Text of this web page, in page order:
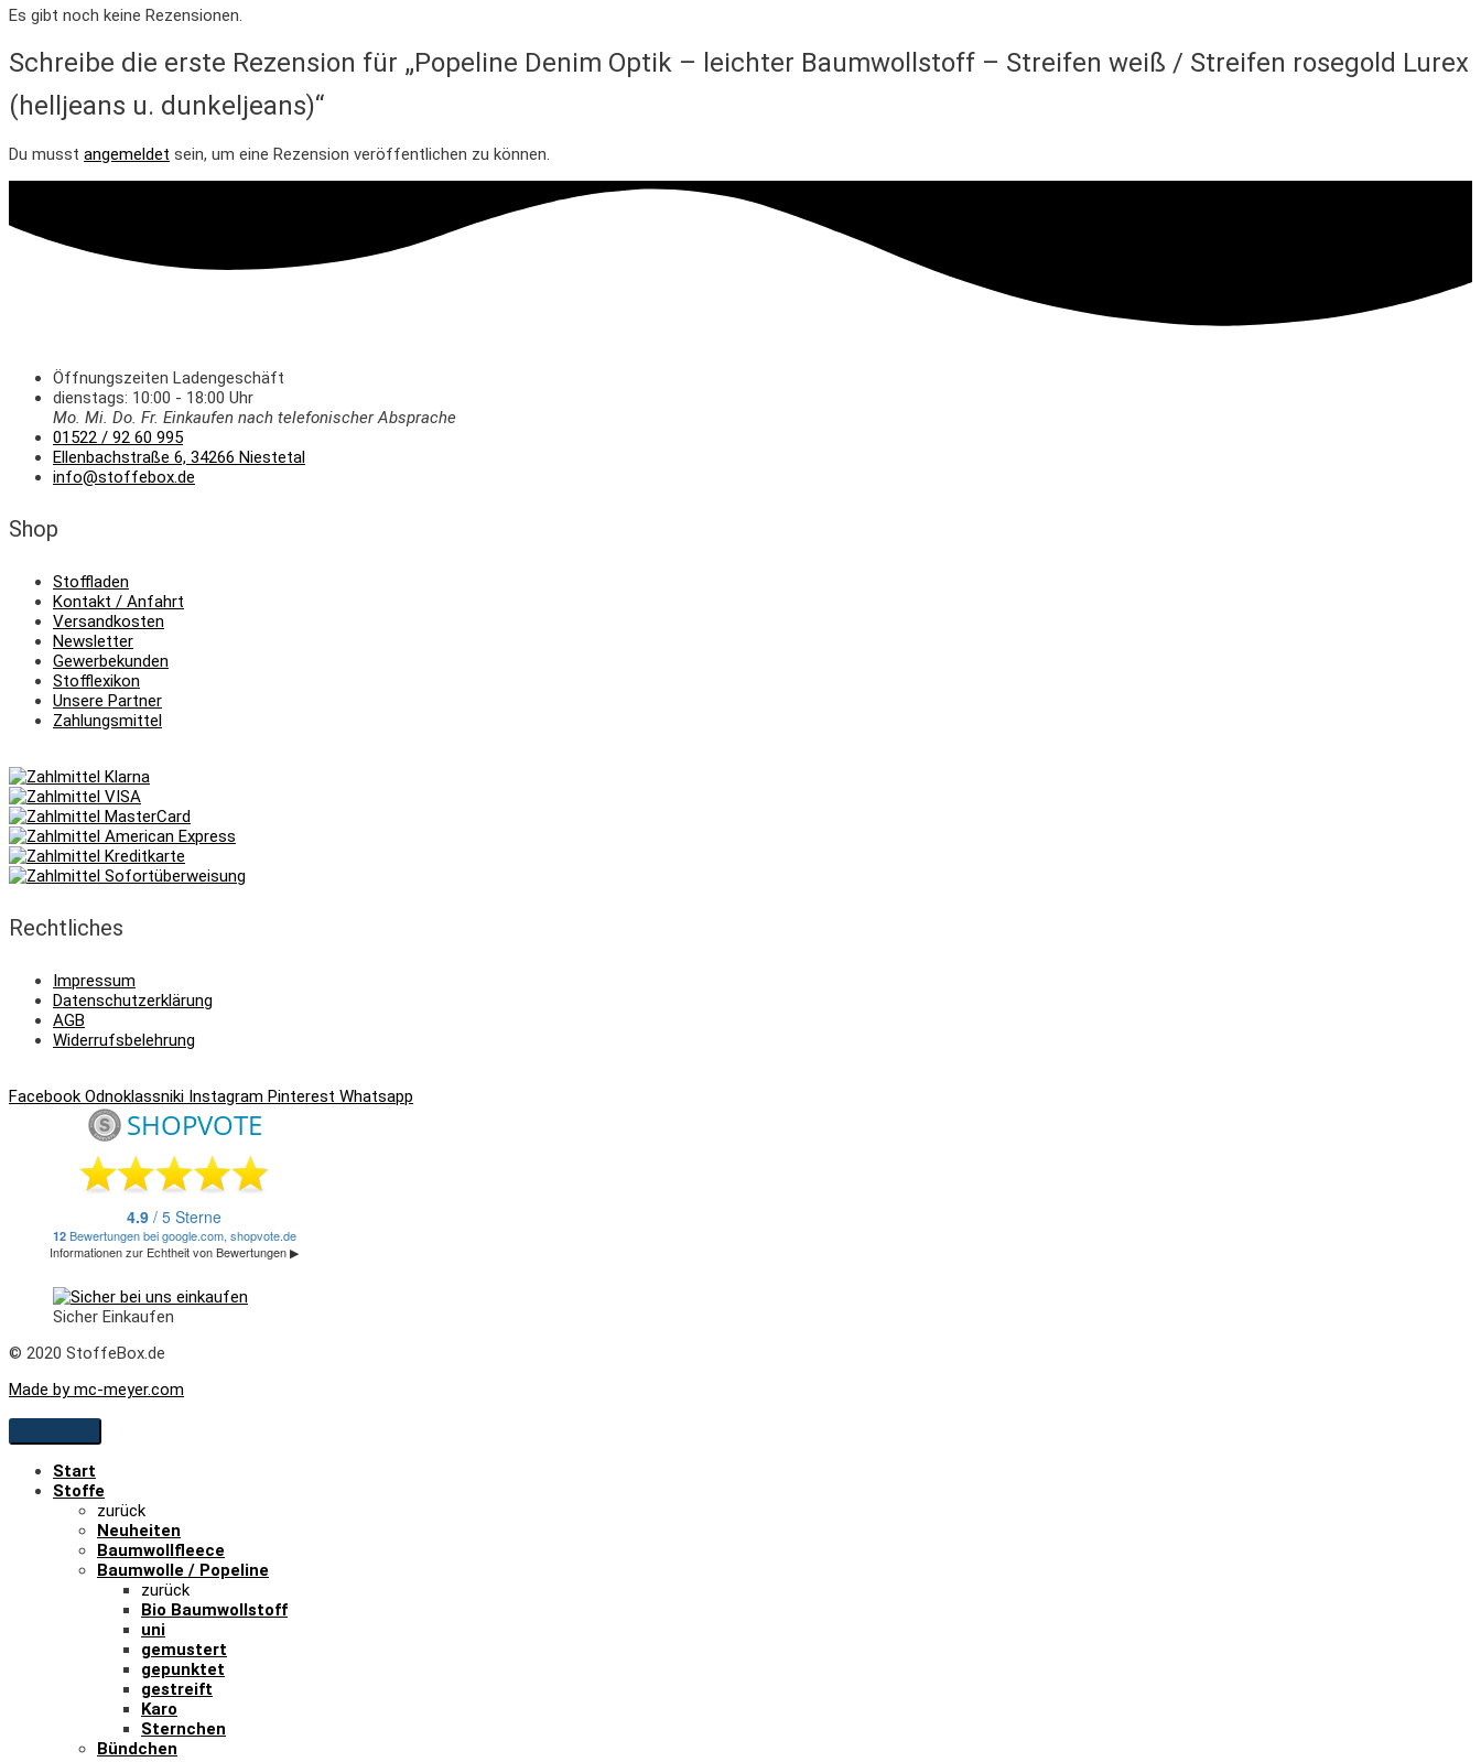
Es gibt noch keine Rezensionen.
Schreibe die erste Rezension für „Popeline Denim Optik – leichter Baumwollstoff – Streifen weiß / Streifen rosegold Lurex
(helljeans u. dunkeljeans)“
Du musst angemeldet sein, um eine Rezension veröffentlichen zu können.
Öffnungszeiten Ladengeschäft
dienstags: 10:00 - 18:00 Uhr
Mo. Mi. Do. Fr. Einkaufen nach telefonischer Absprache
01522 / 92 60 995
Ellenbachstraße 6, 34266 Niestetal
info@stoffebox.de
Shop
Stoffladen
Kontakt / Anfahrt
Versandkosten
Newsletter
Gewerbekunden
Stofflexikon
Unsere Partner
Zahlungsmittel
Rechtliches
Impressum
Datenschutzerklärung
AGB
Widerrufsbelehrung
Facebook Odnoklassniki Instagram Pinterest Whatsapp
Sicher Einkaufen
© 2020 StoffeBox.de
Made by mc-meyer.com
Start
Stoffe
zurück
Neuheiten
Baumwollfleece
Baumwolle / Popeline
zurück
Bio Baumwollstoff
uni
gemustert
gepunktet
gestreift
Karo
Sternchen
Bündchen